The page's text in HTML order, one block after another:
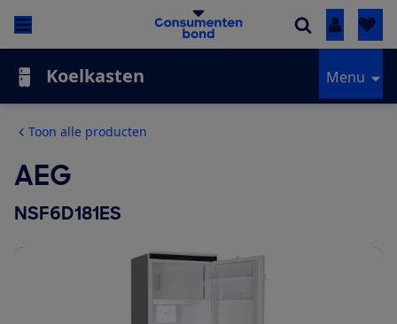
Inloggen
Koelkasten Menu
Toon alle producten
AEG
NSF6D181ES